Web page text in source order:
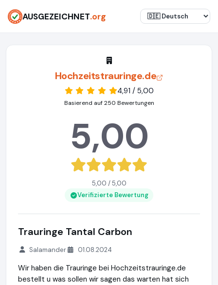
AUSGEZEICHNET.org
Hochzeitstrauringe.de
4,91 / 5,00
Basierend auf 250 Bewertungen
5,00
5,00 / 5,00
Verifizierte Bewertung
Trauringe Tantal Carbon
Salamander 01.08.2024
Wir haben die Trauringe bei Hochzeitstrauringe.de
bestellt u was sollen wir sagen das warten hat sich